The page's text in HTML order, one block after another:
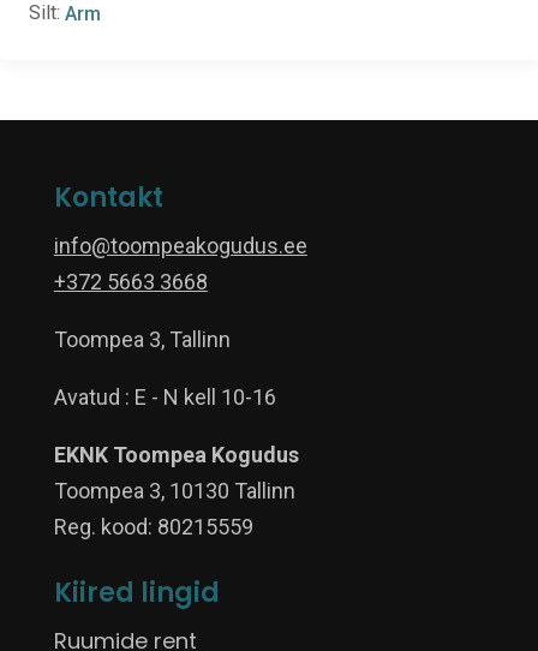
Silt: Arm
Kontakt
info@toompeakogudus.ee
+372 5663 3668
Toompea 3, Tallinn
Avatud : E - N kell 10-16
EKNK Toompea Kogudus
Toompea 3, 10130 Tallinn
Reg. kood: 80215559
Kiired lingid
Ruumide rent